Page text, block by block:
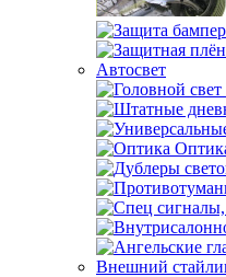
Автосвет
Внешний